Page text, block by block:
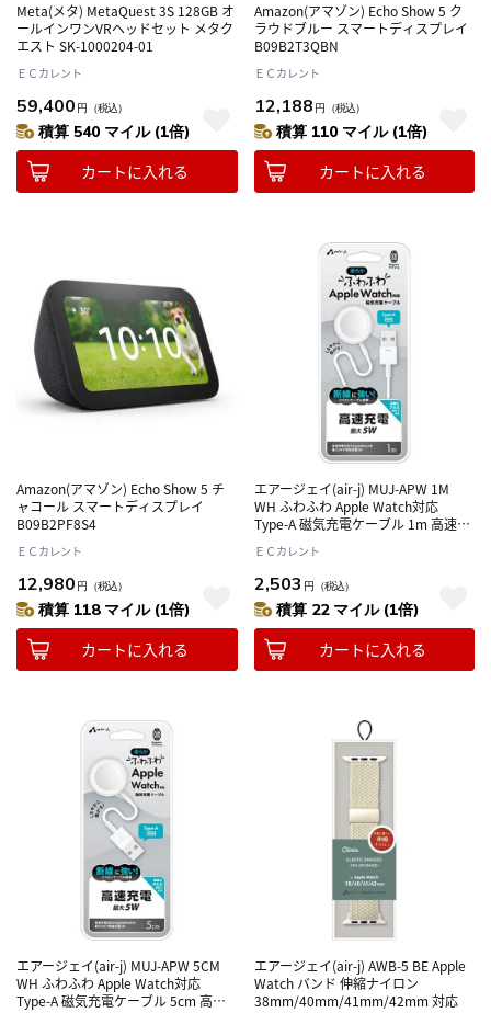
Meta(メタ) MetaQuest 3S 128GB オ
ールインワンVRヘッドセット メタク
エスト SK-1000204-01
ＥＣカレント
59,400 円 （税込）
積算 540 マイル (1倍)
カートに入れる
Amazon(アマゾン) Echo Show 5 ク
ラウドブルー スマートディスプレイ
B09B2T3QBN
ＥＣカレント
12,188 円 （税込）
積算 110 マイル (1倍)
カートに入れる
Amazon(アマゾン) Echo Show 5 チ
ャコール スマートディスプレイ
B09B2PF8S4
ＥＣカレント
12,980 円 （税込）
積算 118 マイル (1倍)
カートに入れる
エアージェイ(air-j) MUJ-APW 1M
WH ふわふわ Apple Watch対応
Type-A 磁気充電ケーブル 1m 高速充
ＥＣカレント
2,503 円 （税込）
積算 22 マイル (1倍)
カートに入れる
エアージェイ(air-j) MUJ-APW 5CM
WH ふわふわ Apple Watch対応
Type-A 磁気充電ケーブル 5cm 高速
エアージェイ(air-j) AWB-5 BE Apple
Watch バンド 伸縮ナイロン
38mm/40mm/41mm/42mm 対応